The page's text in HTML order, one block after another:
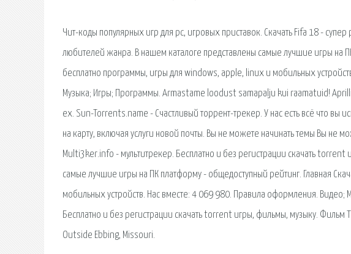
Чит-коды популярных игр для pc, игровых приставок. Скачать Fifa 18 -
любителей жанра. В нашем каталоге представлены самые лучшие игры на
бесплатно программы, игры для windows, apple, linux и мобильных
Музыка; Игры; Программы. Armastame loodust samapalju kui raamatuid!
ex. Sun-Torrents.name - Счастливый торрент-трекер. У нас есть всё что вы
на карту, включая услуги новой почты. Вы не можете начинать темы Вы не
Multi3ker.info - мультитрекер. Бесплатно и без регистрации скачать
самые лучшие игры на ПК платформу - общедоступный рейтинг. Главная
мобильных устройств. Нас вместе: 4 069 980. Правила оформления.
Бесплатно и без регистрации скачать torrent игры, фильмы, музыку.
Outside Ebbing, Missouri.